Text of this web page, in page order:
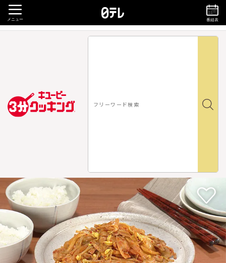
メニュー 番組表